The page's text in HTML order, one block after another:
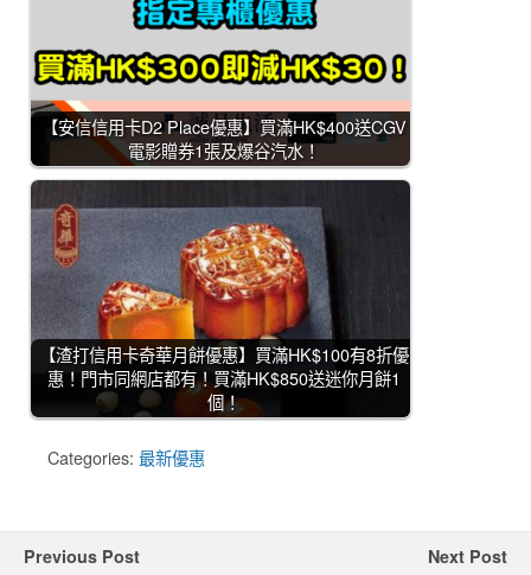
【安信信用卡D2 Place優惠】買滿HK$400送CGV
電影贈券1張及爆谷汽水！
【渣打信用卡奇華月餅優惠】買滿HK$100有8折優
惠！門市同網店都有！買滿HK$850送迷你月餅1
個！
Categories: 最新優惠
Previous Post Next Post